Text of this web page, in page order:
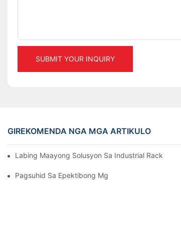
SUBMIT YOUR INQUIRY
GIREKOMENDA NGA MGA ARTIKULO
Labing Maayong Solusyon Sa Industrial Racking
Pagsuhid Sa Epektibong Mga Solusyon Sa